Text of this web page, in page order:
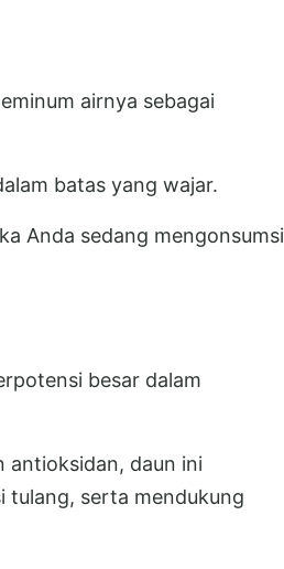
airnya sebagai
batas yang wajar.
Anda sedang mengonsumsi
besar dalam
antioksidan, daun ini
tulang, serta mendukung